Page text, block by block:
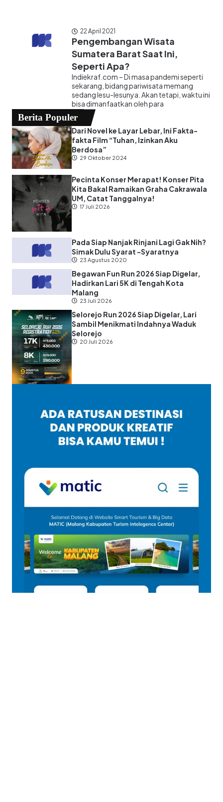
22 April 2021
Pengembangan Wisata
Sumatera Barat Saat Ini,
Seperti Apa?
Indiekraf.com – Di masa pandemi seperti
sekarang, bidang pariwisata memang
sedang lesu-lesunya. Akan tetapi, waktu ini
bisa dimanfaatkan oleh para
Berita Populer
Dari Novel ke Layar Lebar, Ini Fakta-
fakta Film “Tuhan, Izinkan Aku
Berdosa”
29 Oktober 2024
Pecinta Konser Merapat! Konser Pita
Kita Bakal Ramaikan Graha Cakrawala
UM, Catat Tanggalnya!
17 Juli 2026
Pada Siap Nanjak Rinjani Lagi Gak Nih?
Simak Dulu Syarat -Syaratnya
23 Agustus 2020
Begawan Fun Run 2026 Siap Digelar,
Hadirkan Lari 5K di Tengah Kota
Malang
23 Juli 2026
Selorejo Run 2026 Siap Digelar, Lari
Sambil Menikmati Indahnya Waduk
Selorejo
20 Juli 2026